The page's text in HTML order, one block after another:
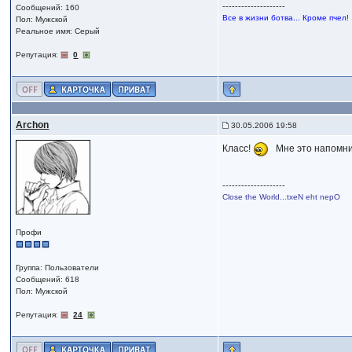
Сообщений: 160
Пол: Мужской
Реальное имя: Серый
Репутация: 0
--------------------
Все в жизни ботва... Кроме пчел!
Archon 30.05.2006 19:58
Профи
Группа: Пользователи
Сообщений: 618
Пол: Мужской
Репутация: 24
Класс! Мне это
--------------------
Close the World...txeN eht nepO